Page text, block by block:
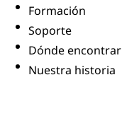
Formación
Soporte
Dónde encontrar
Nuestra historia